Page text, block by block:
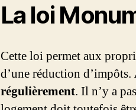
La loi
Cette loi permet aux
d’une réduction d’impôts.
régulièrement. Il n’y a